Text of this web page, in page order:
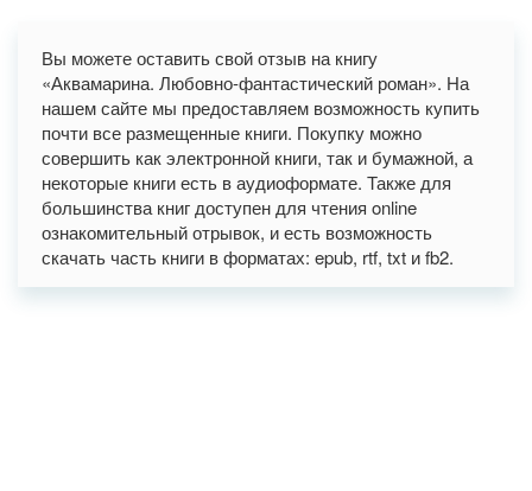
Вы можете оставить свой отзыв на книгу
«Аквамарина. Любовно-фантастический роман». На
нашем сайте мы предоставляем возможность купить
почти все размещенные книги. Покупку можно
совершить как электронной книги, так и бумажной, а
некоторые книги есть в аудиоформате. Также для
большинства книг доступен для чтения online
ознакомительный отрывок, и есть возможность
скачать часть книги в форматах: epub, rtf, txt и fb2.